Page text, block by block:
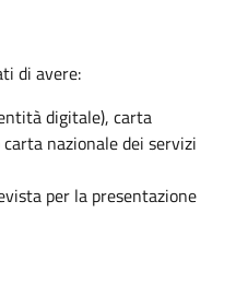
di avere:
digitale), carta
nazionale dei servizi
per la presentazione